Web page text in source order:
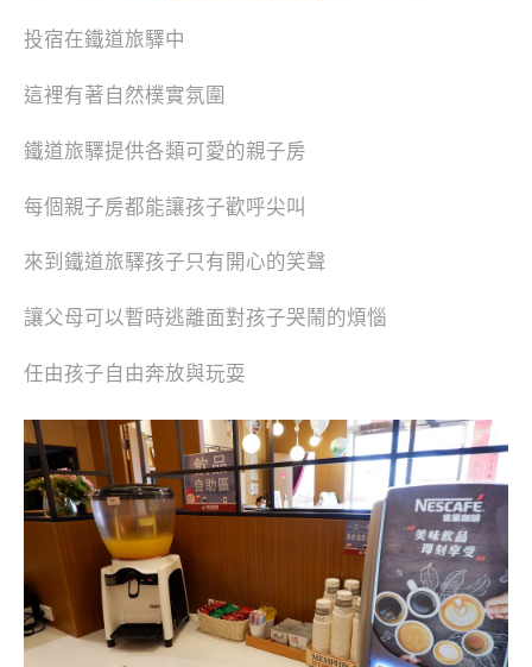
投宿在鐵道旅驛中
這裡有著自然樸實氛圍
鐵道旅驛提供各類可愛的親子房
每個親子房都能讓孩子歡呼尖叫
來到鐵道旅驛孩子只有開心的笑聲
讓父母可以暫時逃離面對孩子哭鬧的煩惱
任由孩子自由奔放與玩耍